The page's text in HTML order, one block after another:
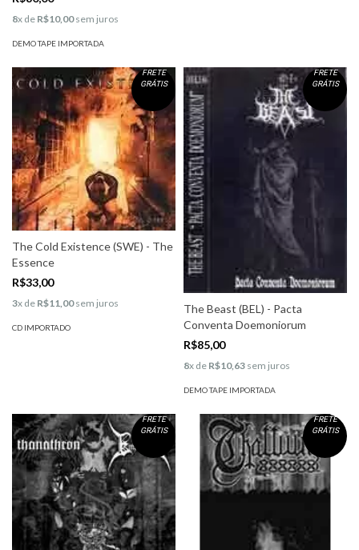
8x de R$10,00sem juros
DEMO TAPE IMPORTADA
FRETE
GRÁTIS
The Cold Existence (SWE) - The
Essence
R$33,00
3x de R$11,00sem juros
CD IMPORTADO
FRETE
GRÁTIS
The Beast (BEL) - Pacta
Conventa Doemoniorum
R$85,00
8x de R$10,63 sem juros
DEMO TAPE IMPORTADA
FRETE
GRÁTIS
FRETE
GRÁTIS